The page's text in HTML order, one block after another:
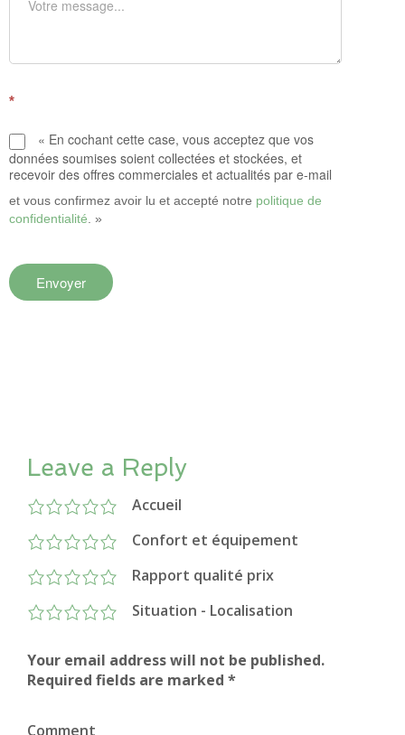
*
« En cochant cette case, vous acceptez que vos
données soumises soient collectées et stockées, et
recevoir des offres commerciales et actualités par e-mail
et vous confirmez avoir lu et accepté notre politique de
confidentialité . »
Leave a Reply
Accueil
Confort et équipement
Rapport qualité prix
Situation - Localisation
Your email address will not be published.
Required fields are marked *
Comment